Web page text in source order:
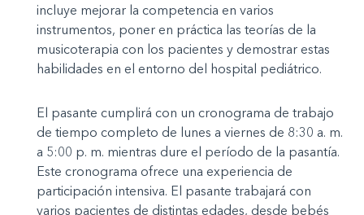
incluye mejorar la competencia en varios
instrumentos, poner en práctica las teorías de la
musicoterapia con los pacientes y demostrar estas
habilidades en el entorno del hospital pediátrico.
El pasante cumplirá con un cronograma de trabajo
de tiempo completo de lunes a viernes de 8:30 a. m.
a 5:00 p. m. mientras dure el período de la pasantía.
Este cronograma ofrece una experiencia de
participación intensiva. El pasante trabajará con
varios pacientes de distintas edades, desde bebés